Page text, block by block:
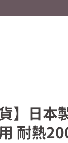
貨】日
耐熱